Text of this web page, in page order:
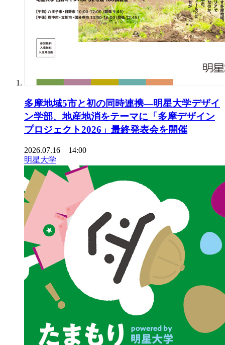
多摩地域5市と初の同時連携―明星大学デザイ
ン学部、地産地消をテーマに「多摩デザイン
プロジェクト2026」最終発表会を開催
2026.07.16 14:00
明星大学